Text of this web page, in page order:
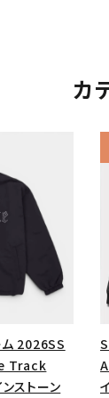
カ
2026SS
Track
ストーン